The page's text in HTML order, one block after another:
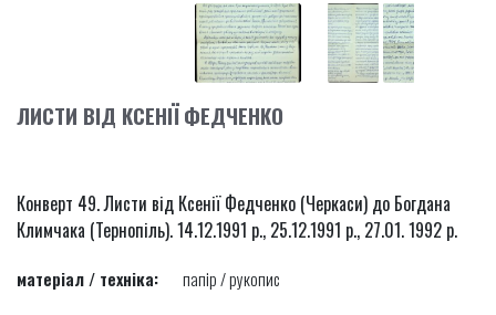
ЛИСТИ ВІД КСЕНІЇ ФЕДЧЕНКО
Конверт 49. Листи від Ксенії Федченко (Черкаси) до Богдана
Климчака (Тернопіль). 14.12.1991 р., 25.12.1991 р., 27.01. 1992 р.
матеріал / техніка: папір / рукопис